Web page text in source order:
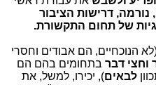
נורמה, דרישות הציבור
של תחום התקשורת.
הנוכחיים, הם אבודים וחסרי
וחצי דבר בתחומים בהם הם
לבאים), יכירו, למשל, את